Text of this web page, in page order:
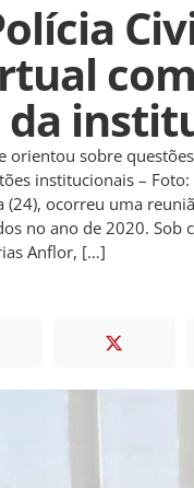
da
orientou sobre
institucionais – Foto:
(24), ocorreu uma
no ano de 2020. Sob
Anflor, […]